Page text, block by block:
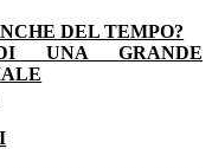
DEL TEMPO?
UNA GRANDE